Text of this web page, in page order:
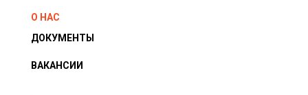
О НАС
ДОКУМЕНТЫ
ВАКАНСИИ